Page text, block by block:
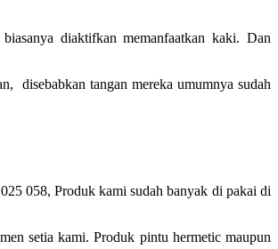
diaktifkan memanfaatkan kaki. Dan
disebabkan tangan mereka umumnya sudah
058, Produk kami sudah banyak di pakai di
setia kami. Produk pintu hermetic maupun